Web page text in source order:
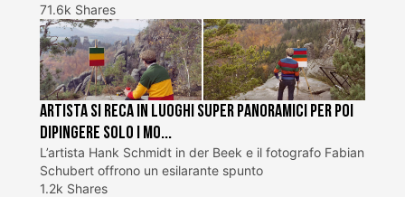
71.6k Shares
Artista si reca in luoghi super panoramici per poi
dipingere solo i mo...
L’artista Hank Schmidt in der Beek e il fotografo Fabian
Schubert offrono un esilarante spunto
1.2k Shares